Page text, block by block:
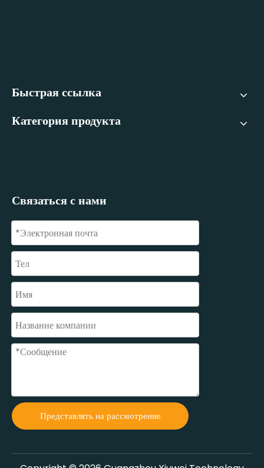
Быстрая ссылка
Категория продукта
Связаться с нами
Представлять на рассмотрение